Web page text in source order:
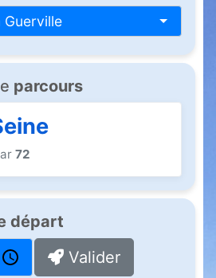
Guerville
parcours
72
départ
Valider